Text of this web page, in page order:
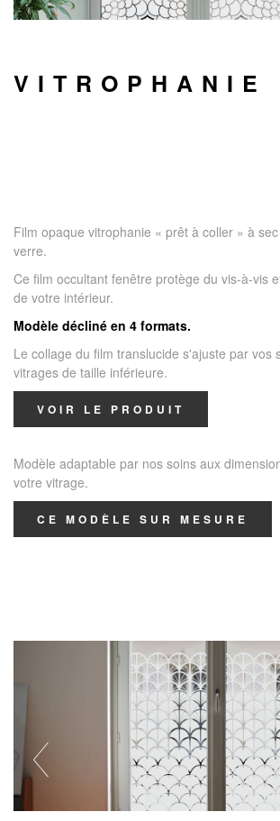
VITROPHANIE
Film opaque vitrophanie « prêt à coller » à
verre.
Ce film occultant fenêtre protège du vis-à-vis
de votre intérieur.
Modèle décliné en 4 formats.
Le collage du film translucide s'ajuste par vos
vitrages de taille inférieure.
VOIR LE PRODUIT
Modèle adaptable par nos soins aux
votre vitrage.
CE MODÈLE SUR MESURE